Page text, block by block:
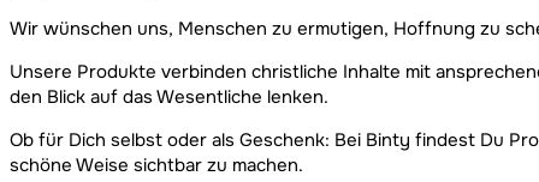
Wir wünschen uns, Menschen zu ermutigen, Hoffnung zu
Unsere Produkte verbinden christliche Inhalte mit
den Blick auf das Wesentliche lenken.
Ob für Dich selbst oder als Geschenk: Bei Binty findest Du
schöne Weise sichtbar zu machen.